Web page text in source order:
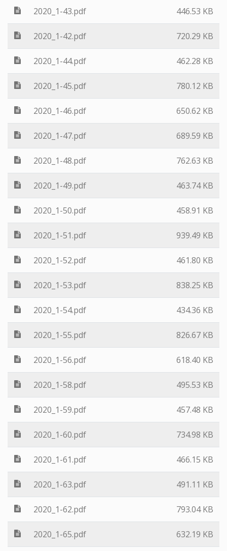
2020_1-43.pdf 446.53 KB
2020_1-42.pdf 720.29 KB
2020_1-44.pdf 462.28 KB
2020_1-45.pdf 780.12 KB
2020_1-46.pdf 650.62 KB
2020_1-47.pdf 689.59 KB
2020_1-48.pdf 762.63 KB
2020_1-49.pdf 463.74 KB
2020_1-50.pdf 458.91 KB
2020_1-51.pdf 939.49 KB
2020_1-52.pdf 461.80 KB
2020_1-53.pdf 838.25 KB
2020_1-54.pdf 434.36 KB
2020_1-55.pdf 826.67 KB
2020_1-56.pdf 618.40 KB
2020_1-58.pdf 495.53 KB
2020_1-59.pdf 457.48 KB
2020_1-60.pdf 734.98 KB
2020_1-61.pdf 466.15 KB
2020_1-63.pdf 491.11 KB
2020_1-62.pdf 793.04 KB
2020_1-65.pdf 632.19 KB